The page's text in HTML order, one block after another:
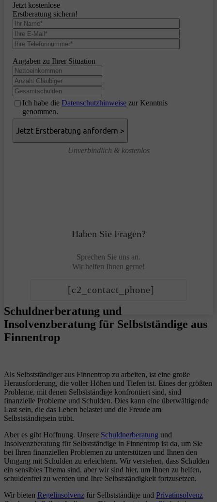
Jetzt kostenlose
Erstberatung sichern!
Angaben zu Ihrer Situation
Ich habe die Datenschutzhinweise zur Kenntnis
genommen.
Unverbindlich & kostenlos
Haben Sie Fragen?
Sprechen Sie uns an.
Wir helfen Ihnen gerne!
[c2_contact_phone]
Schuldnerberatung und
Insolvenzberatung für Selbstständige aus
Finnentrop
Als Selbstständiger aus Finnentrop zu arbeiten, ist eine große
Herausforderung, die voller Höhen und Tiefen ist. Eines der größten
Probleme, mit denen Selbstständige konfrontiert sind, sind
finanzielle Probleme und Schulden. Dies kann eine überwältigende
Last sein, die das Leben belastet und die Freude am
Selbstständigsein trübt.
Aber es gibt Hoffnung. Unsere Schuldnerberatung und
Insolvenzberatung für Selbstständige in Finnentrop ist da, um Sie
bei Ihren finanziellen Problemen zu unterstützen und Ihnen den
Umgang mit Schulden zu erleichtern. Wir verstehen, dass Schulden
ein sensibles Thema sind, aber wir sind hier, um Ihnen zu helfen,
schuldenfrei zu werden und Ihre Selbstständigkeit fortzusetzen.
Wir bieten Regelinsolvenz für Selbstständige und Privatinsolvenz